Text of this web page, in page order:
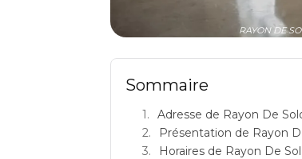
RAYON DE
Sommaire
Adresse de Rayon De
Présentation de Rayon
Horaires de Rayon De